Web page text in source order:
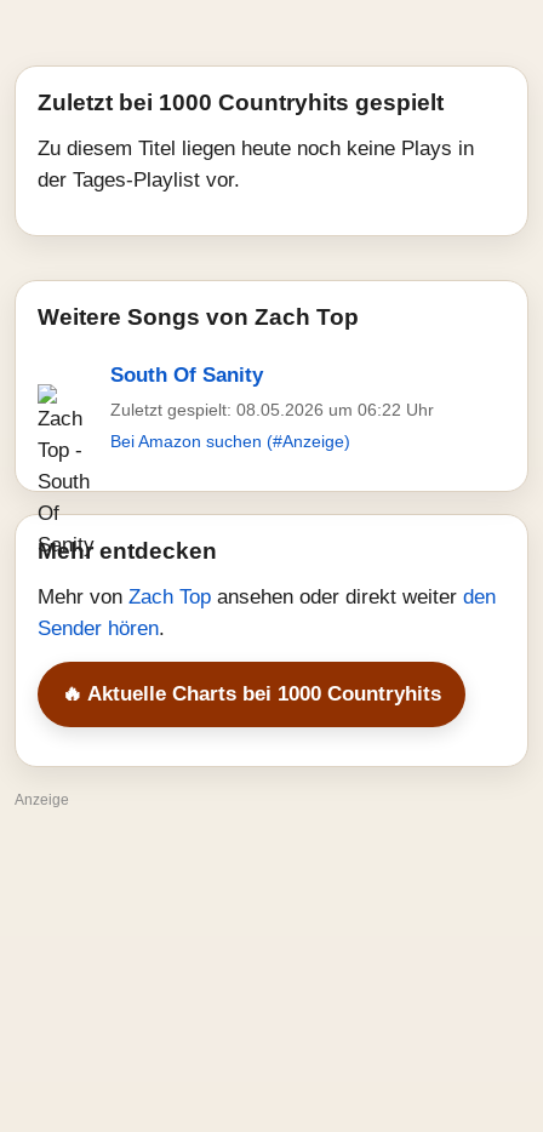
Zuletzt bei 1000 Countryhits gespielt
Zu diesem Titel liegen heute noch keine Plays in
der Tages-Playlist vor.
Weitere Songs von Zach Top
South Of Sanity
Zuletzt gespielt: 08.05.2026 um 06:22 Uhr
Bei Amazon suchen (#Anzeige)
Mehr entdecken
Mehr von Zach Top ansehen oder direkt weiter den
Sender hören.
🔥 Aktuelle Charts bei 1000 Countryhits
Anzeige